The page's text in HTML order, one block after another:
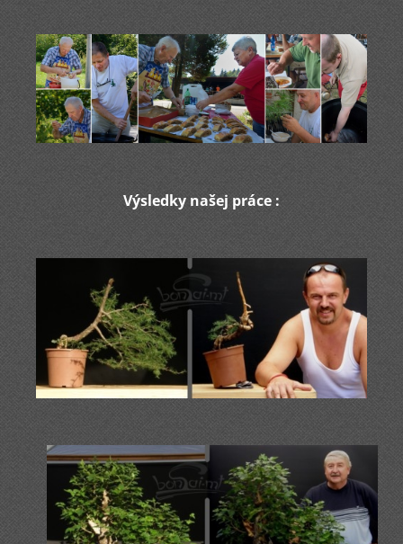
Výsledky našej práce :